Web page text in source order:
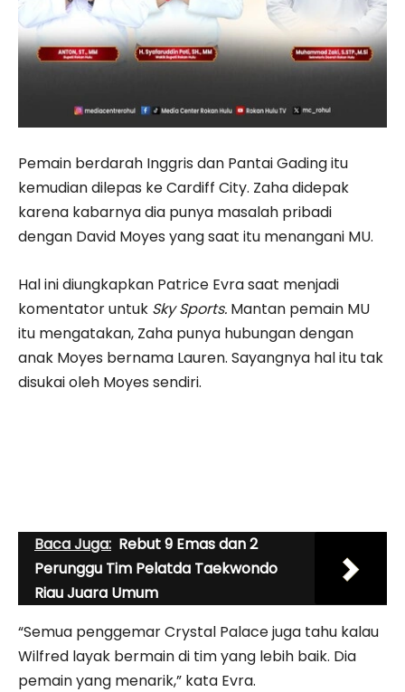
Pemain berdarah Inggris dan Pantai Gading itu
kemudian dilepas ke Cardiff City. Zaha didepak
karena kabarnya dia punya masalah pribadi
dengan David Moyes yang saat itu menangani MU.
Hal ini diungkapkan Patrice Evra saat menjadi
komentator untuk Sky Sports. Mantan pemain MU
itu mengatakan, Zaha punya hubungan dengan
anak Moyes bernama Lauren. Sayangnya hal itu tak
disukai oleh Moyes sendiri.
Baca Juga: Rebut 9 Emas dan 2
Perunggu Tim Pelatda Taekwondo
Riau Juara Umum
“Semua penggemar Crystal Palace juga tahu kalau
Wilfred layak bermain di tim yang lebih baik. Dia
pemain yang menarik,” kata Evra.